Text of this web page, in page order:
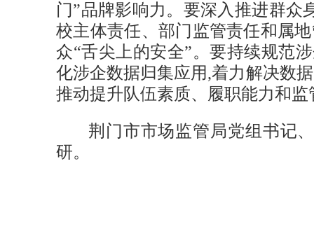
门”品牌影响力。要深入推进群众
校主体责任、部门监管责任和属
众“舌尖上的安全”。要持续规范
化涉企数据归集应用,着力解决数
推动提升队伍素质、履职能力和监
荆门市市场监管局党组书记
研。